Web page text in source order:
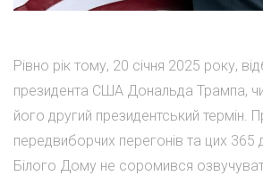
Рівно рік тому, 20 січня 2025 року,
президента США Дональда Трампа,
його другий президентський термін.
передвиборчих перегонів та цих 365
Білого Дому не соромився